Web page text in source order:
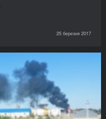
25 березня 2017